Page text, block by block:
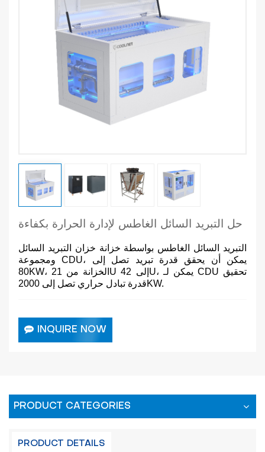
حل التبريد السائل الغاطس لإدارة الحرارة بكفاءة
التبريد السائل الغاطس بواسطة خزانة خزان التبريد السائل
ومجموعة CDU، يمكن أن يحقق قدرة تبريد تصل إلى
80KW، الخزانة من 21U إلى 42U، يمكن لـ CDU تحقيق
قدرة تبادل حراري تصل إلى 2000KW.
INQUIRE NOW
PRODUCT CATEGORIES
PRODUCT DETAILS